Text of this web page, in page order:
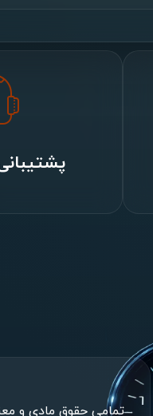
پشتیبانی 24
تمامی حقوق مادی و